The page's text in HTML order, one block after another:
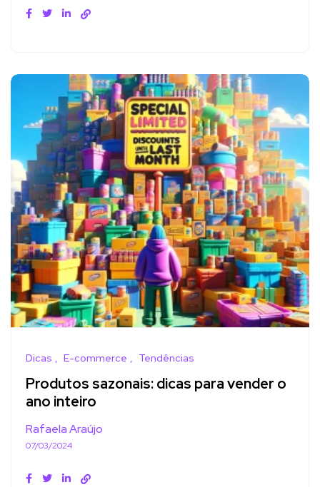
Dicas E-commerce Tendências
Produtos sazonais: dicas para vender o
ano inteiro
Rafaela Araújo
07/03/2024